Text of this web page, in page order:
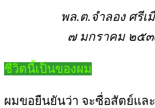
พล.ต.จำลอง ศรีเ
๗ มกราคม ๒๕
ชีวิตนี้เป็นของผม
ผมขอยืนยันว่า จะซื่อสัตย์แล